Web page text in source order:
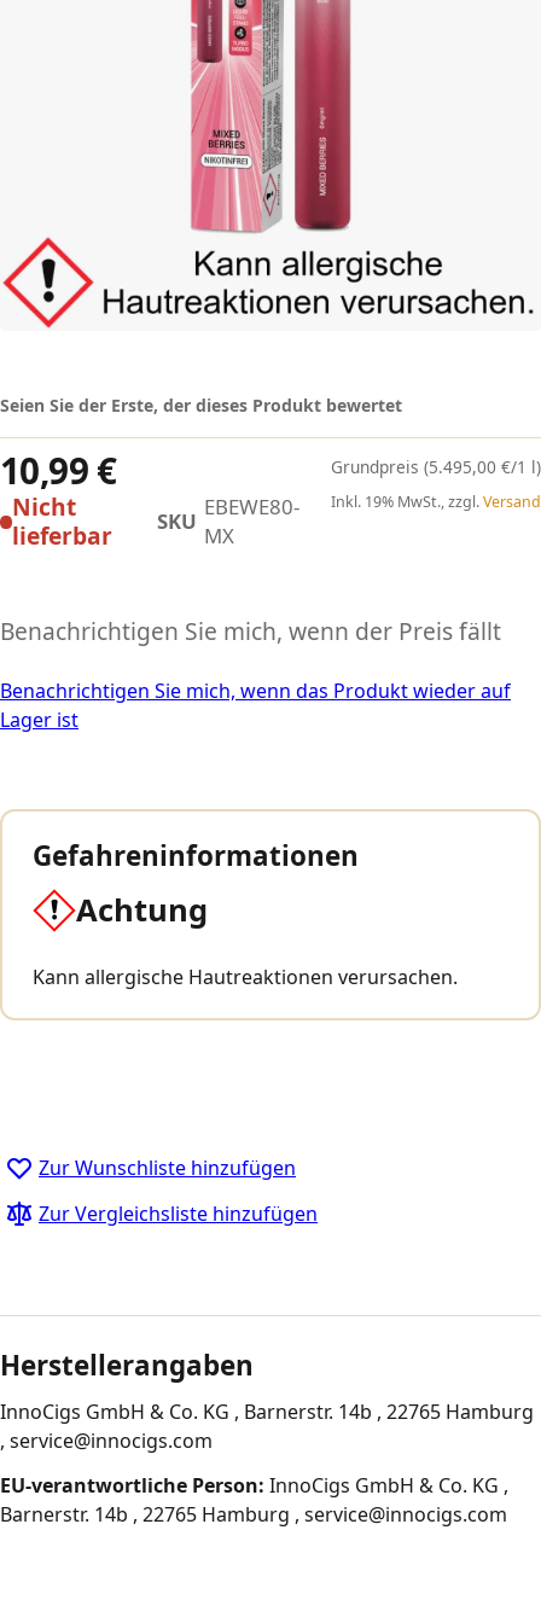
Nicht
lieferbar
SKU
EBEWE80-
MX
Seien Sie der Erste, der dieses Produkt bewertet
10,99 € (5.495,00 €/1 l)
Inkl. 19% MwSt., zzgl.Versand
Benachrichtigen Sie mich, wenn der Preis fällt
Benachrichtigen Sie mich, wenn das Produkt wieder auf
Lager ist
Gefahreninformationen
Achtung
Kann allergische Hautreaktionen verursachen.
Zur Wunschliste hinzufügen
Zur Vergleichsliste hinzufügen
Herstellerangaben
InnoCigs GmbH & Co. KG , Barnerstr. 14b , 22765 Hamburg
, service@innocigs.com
EU-verantwortliche Person: InnoCigs GmbH & Co. KG ,
Barnerstr. 14b , 22765 Hamburg , service@innocigs.com